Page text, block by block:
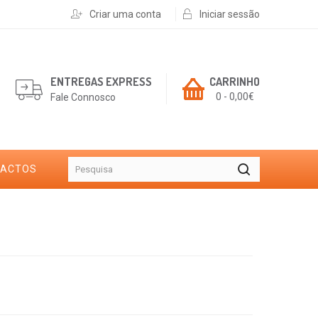
Criar uma conta Iniciar sessão
CARRINHO
0 - 0,00€
ENTREGAS EXPRESS
Fale Connosco